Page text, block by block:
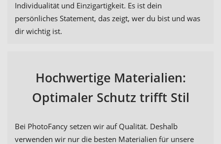
Individualität und Einzigartigkeit. Es ist dein
persönliches Statement, das zeigt, wer du bist und was
dir wichtig ist.
Hochwertige Materialien:
Optimaler Schutz trifft Stil
Bei PhotoFancy setzen wir auf Qualität. Deshalb
verwenden wir nur die besten Materialien für unsere